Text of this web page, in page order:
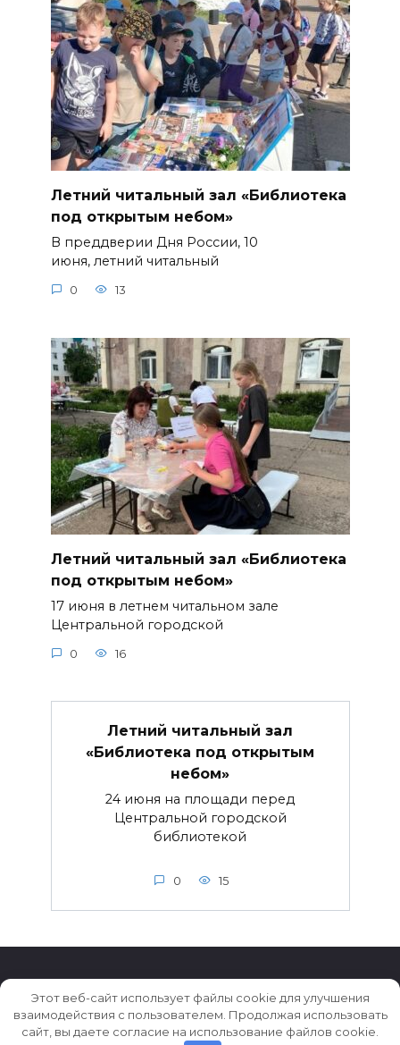
Летний читальный зал «Библиотека
под открытым небом»
В преддверии Дня России, 10
июня, летний читальный
0 13
Летний читальный зал «Библиотека
под открытым небом»
17 июня в летнем читальном зале
Центральной городской
0 16
Летний читальный зал
«Библиотека под открытым
небом»
24 июня на площади перед
Центральной городской
библиотекой
0 15
© 2026 Истории ★ Новости ★ Факты ★ Очерки
Этот веб-сайт использует файлы cookie для улучшения
взаимодействия с пользователем. Продолжая использовать
сайт, вы даете согласие на использование файлов cookie.